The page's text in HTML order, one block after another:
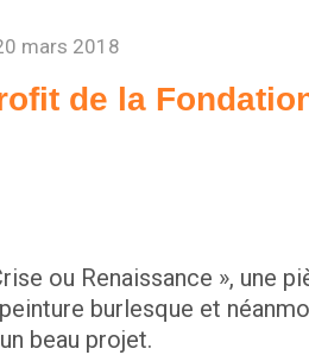
mars 2018
de la
ou Renaissance », une
burlesque et
beau projet.